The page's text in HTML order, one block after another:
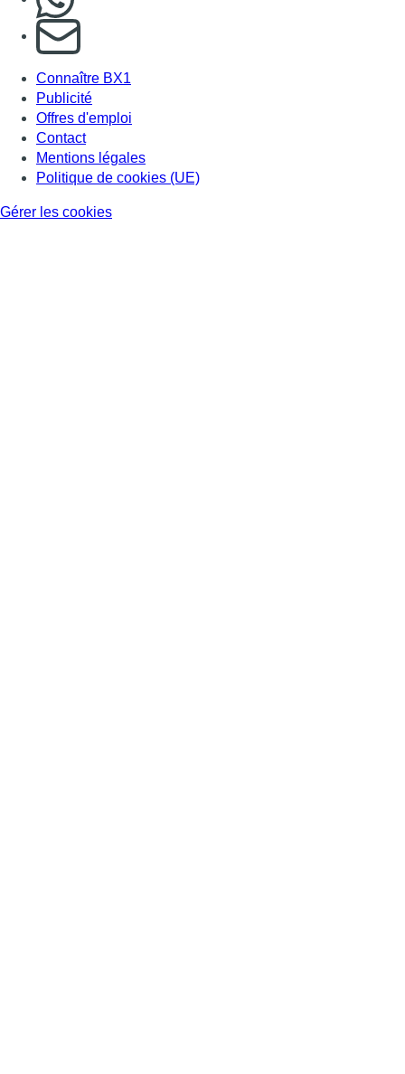
S'abonner à notre newsletter
Connaître BX1
Publicité
Offres d'emploi
Contact
Mentions légales
Politique de cookies (UE)
Gérer les cookies